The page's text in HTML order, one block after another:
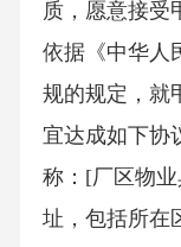
质，愿意接受
依据《中华人
规的规定，就
宜达成如下协
称：[厂区物
址，包括所在